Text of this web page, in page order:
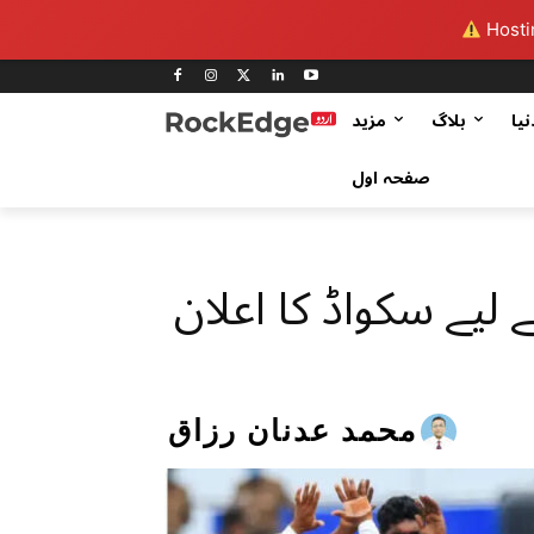
مزید بلاگ
صفحہ اول
سکواڈ کا اعلان
محمد عدنان رزاق